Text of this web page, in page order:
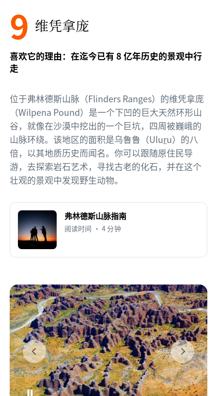
9 维凭拿庞
喜欢它的理由：在迄今已有 8 亿年历史的景观中行
走
位于弗林德斯山脉（Flinders Ranges）的维凭拿庞
（Wilpena Pound）是一个下凹的巨大天然环形山
谷，就像在沙漠中挖出的一个巨坑，四周被巍峨的
山脉环绕。该地区的面积是乌鲁鲁（Uluru）的八
倍，以其地质历史而闻名。你可以跟随原住民导
游，去探索岩石艺术，寻找古老的化石，并在这个
壮观的景观中发现野生动物。
弗林德斯山脉指南
阅读时间 • 4 分钟